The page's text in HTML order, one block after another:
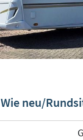
Wie neu/